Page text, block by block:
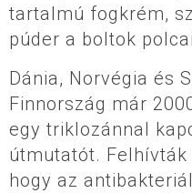
tartalmú fogkrém,
púder a boltok
Dánia, Norvégia és
Finnország már
egy triklozánnal
útmutatót.
hogy az